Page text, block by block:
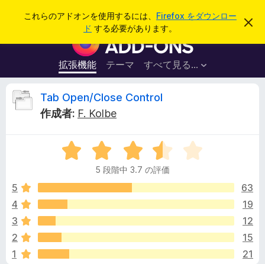
これらのアドオンを使用するには、 Firefox をダウンロー
ド する必要があります。
こ
を
F
i
r
e
f
ラ
ウ
ザ
ー
ド
オ
ン
拡張機能 テーマ すべて見る...
ログイン
T
O
p
e
Tab Open/Close Control
作成者: F. Kolbe
5
段
中
.
の
価
5 段階中 3.7 の評価
5
63
4
19
3
12
2
15
1
21